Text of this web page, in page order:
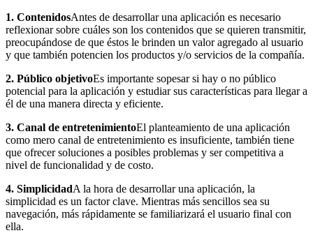
1. ContenidosAntes de desarrollar una aplicación es necesario
reflexionar sobre cuáles son los contenidos que se quieren transmitir,
preocupándose de que éstos le brinden un valor agregado al usuario
y que también potencien los productos y/o servicios de la compañía.
2. Público objetivoEs importante sopesar si hay o no público
potencial para la aplicación y estudiar sus características para llegar a
él de una manera directa y eficiente.
3. Canal de entretenimientoEl planteamiento de una aplicación
como mero canal de entretenimiento es insuficiente, también tiene
que ofrecer soluciones a posibles problemas y ser competitiva a
nivel de funcionalidad y de costo.
4. SimplicidadA la hora de desarrollar una aplicación, la
simplicidad es un factor clave. Mientras más sencillos sea su
navegación, más rápidamente se familiarizará el usuario final con
ella.